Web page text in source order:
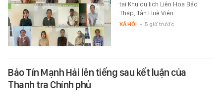
tại Khu du lịch Liên Hoa Bảo
Tháp, Tân Huê Viên.
XÃ HỘI - 5 giờ trước
Bảo Tín Mạnh Hải lên tiếng sau kết luận của
Thanh tra Chính phủ